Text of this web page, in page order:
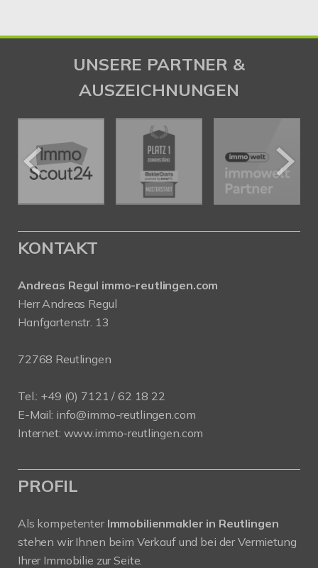
UNSERE PARTNER &
AUSZEICHNUNGEN
KONTAKT
Andreas Regul immo-reutlingen.com
Herr Andreas Regul
Hanfgartenstr. 13
72768 Reutlingen
Tel.: +49 (0) 7121 / 62 18 22
E-Mail: info@immo-reutlingen.com
Internet: www.immo-reutlingen.com
PROFIL
Als kompetenter Immobilienmakler in Reutlingen
stehen wir Ihnen beim Verkauf und bei der Vermietung
Ihrer Immobilie zur Seite.